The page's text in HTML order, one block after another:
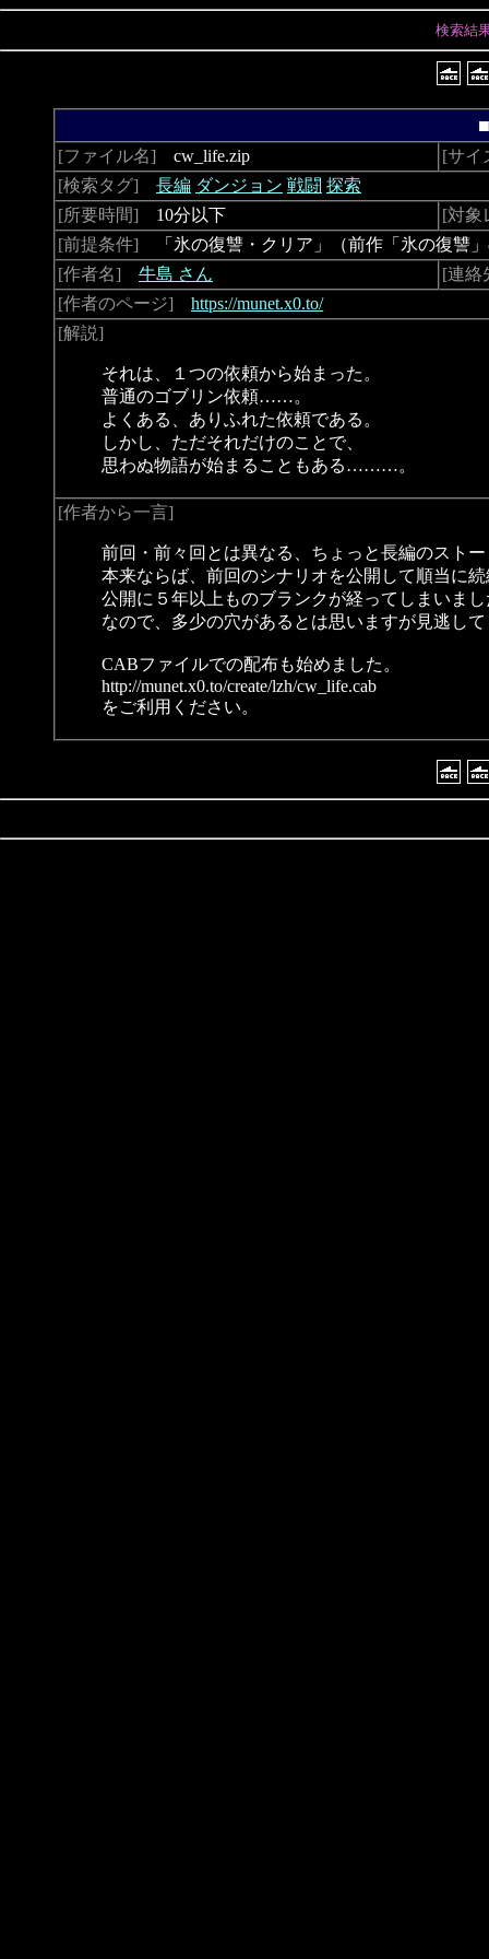
検索結
[ファイル名] cw_life.zip
[サイ
[検索タグ]
長編 ダンジョン 戦闘 探索
[所要時間] 10分以下
[対象
[前提条件] 「氷の復讐・クリア」（前作「氷の復讐
[作者名]
牛島 さん
[連絡
[作者のページ]
https://munet.x0.to/
[解説]
それは、１つの依頼から始まった。
普通のゴブリン依頼……。
よくある、ありふれた依頼である。
しかし、ただそれだけのことで、
思わぬ物語が始まることもある………。
[作者から一言]
前回・前々回とは異なる、ちょっと長編のスト
本来ならば、前回のシナリオを公開して順当に
公開に５年以上ものブランクが経ってしまいま
なので、多少の穴があるとは思いますが見逃し
CABファイルでの配布も始めました。
http://munet.x0.to/create/lzh/cw_life.cab
をご利用ください。